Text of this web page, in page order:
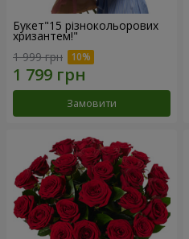
Букет"15 різнокольорових
хризантем!"
1 999 грн
Замовити